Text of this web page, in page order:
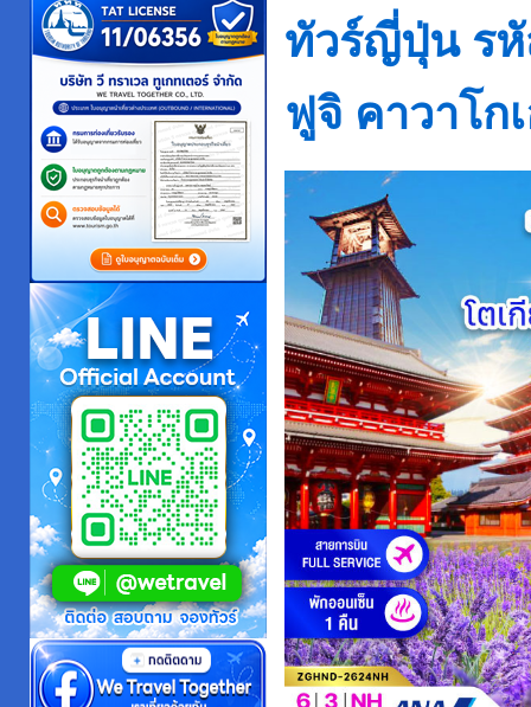
ทัวร์ญี่ปุ่น รหั
ฟูจิ คาวาโก